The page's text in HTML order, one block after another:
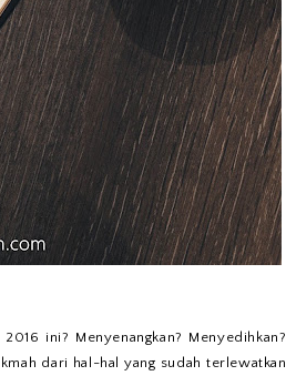
ini? Menyenangkan? Menyedihkan?
dari hal-hal yang sudah terlewatkan